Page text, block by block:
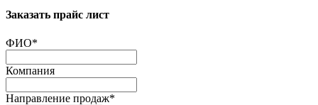
Заказать прайс лист
ФИО*
Компания
Направление продаж*